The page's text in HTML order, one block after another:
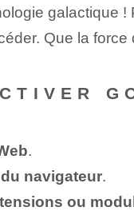
galactique
Que la
.
navigateur.
ou